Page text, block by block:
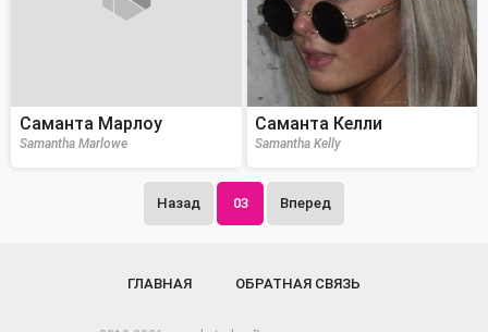
Саманта Марлоу
Samantha Marlowe
Саманта Келли
Samantha Kelly
Назад 03 Вперед
ГЛАВНАЯ ОБРАТНАЯ СВЯЗЬ